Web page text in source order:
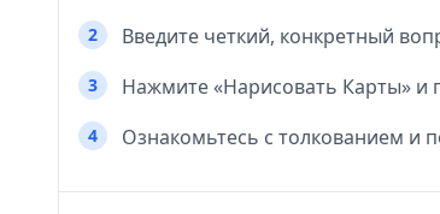
2 Введите четкий, конкретный
3 Нажмите «Нарисовать Карты» и
4 Ознакомьтесь с толкованием и